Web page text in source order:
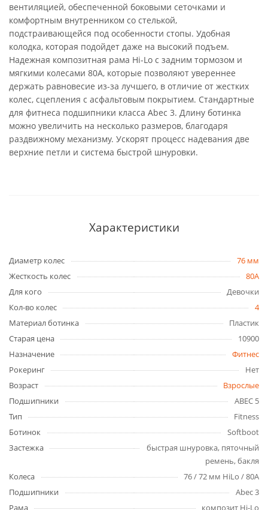
вентиляцией, обеспеченной боковыми сеточками и
комфортным внутренником со стелькой,
подстраивающейся под особенности стопы. Удобная
колодка, которая подойдет даже на высокий подъем.
Надежная композитная рама Hi-Lo с задним тормозом и
мягкими колесами 80А, которые позволяют увереннее
держать равновесие из-за лучшего, в отличие от жестких
колес, сцепления с асфальтовым покрытием. Стандартные
для фитнеса подшипники класса Abec 3. Длину ботинка
можно увеличить на несколько размеров, благодаря
раздвижному механизму. Ускорят процесс надевания две
верхние петли и система быстрой шнуровки.
Характеристики
Диаметр колес
76 мм
Жесткость колес
80A
Для кого
Девочки
Кол-во колес
4
Материал ботинка
Пластик
Старая цена
10900
Назначение
Фитнес
Рокеринг
Нет
Возраст
Взрослые
Подшипники
ABEC 5
Тип
Fitness
Ботинок
Softboot
Застежка
быстрая шнуровка, пяточный
ремень, бакля
Колеса
76 / 72 мм HiLo / 80A
Подшипники
Abec 3
Рама
композит Hi-Lo